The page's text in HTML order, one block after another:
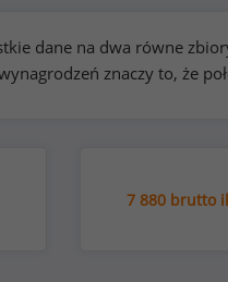
dane na dwa równe
znaczy to, że
7 880 brutto